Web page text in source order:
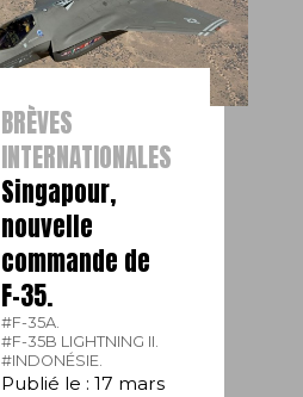
BRÈVES
INTERNATIONALES
Singapour,
nouvelle
commande de
F-35.
#F-35A.
#F-35B LIGHTNING II.
#INDONÉSIE.
Publié le : 17 mars